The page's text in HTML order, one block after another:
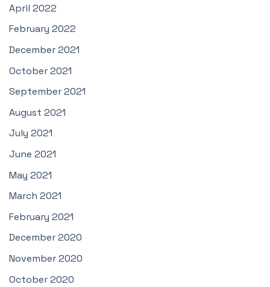
April 2022
February 2022
December 2021
October 2021
September 2021
August 2021
July 2021
June 2021
May 2021
March 2021
February 2021
December 2020
November 2020
October 2020